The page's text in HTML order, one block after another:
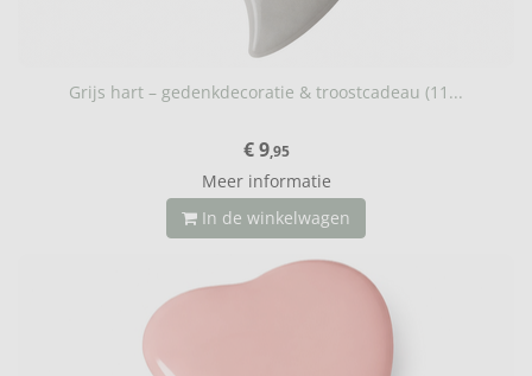
Grijs hart – gedenkdecoratie & troostcadeau (11...
€ 9,95
Meer informatie
In de winkelwagen